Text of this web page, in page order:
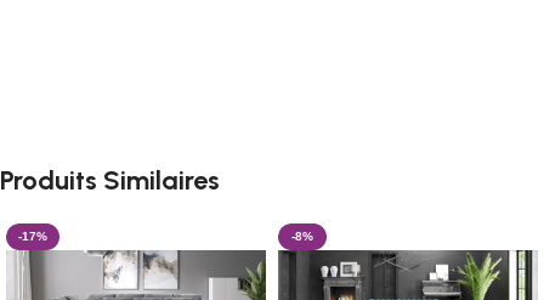
Produits Similaires
-17% -8%